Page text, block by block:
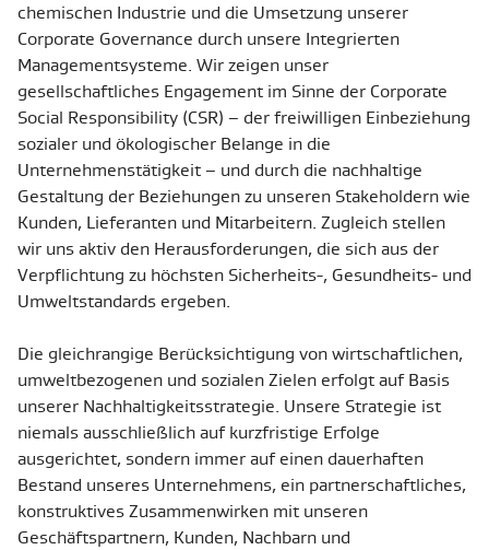
chemischen Industrie und die Umsetzung unserer
Corporate Governance durch unsere Integrierten
Managementsysteme. Wir zeigen unser
gesellschaftliches Engagement im Sinne der Corporate
Social Responsibility (CSR) – der freiwilligen Einbeziehung
sozialer und ökologischer Belange in die
Unternehmenstätigkeit – und durch die nachhaltige
Gestaltung der Beziehungen zu unseren Stakeholdern wie
Kunden, Lieferanten und Mitarbeitern. Zugleich stellen
wir uns aktiv den Herausforderungen, die sich aus der
Verpflichtung zu höchsten Sicherheits-, Gesundheits- und
Umweltstandards ergeben.
Die gleichrangige Berücksichtigung von wirtschaftlichen,
umweltbezogenen und sozialen Zielen erfolgt auf Basis
unserer Nachhaltigkeitsstrategie. Unsere Strategie ist
niemals ausschließlich auf kurzfristige Erfolge
ausgerichtet, sondern immer auf einen dauerhaften
Bestand unseres Unternehmens, ein partnerschaftliches,
konstruktives Zusammenwirken mit unseren
Geschäftspartnern, Kunden, Nachbarn und